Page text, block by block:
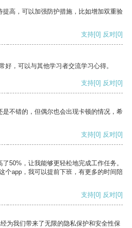
提高，可以加强防护措施，比如增加双重验
支持[0] 反对[0]
好，可以与其他学习者交流学习心得。
支持[0] 反对[0]
是不错的，但偶尔也会出现卡顿的情况，希
支持[0] 反对[0]
50%，让我能够更轻松地完成工作任务。
个app，我可以提前下班，有更多的时间陪
支持[0] 反对[0]
为我们带来了无限的隐私保护和安全性保